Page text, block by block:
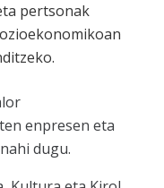
pertsonak
enpresen eta
dugu.